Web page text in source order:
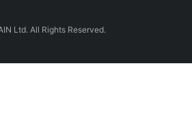
Ltd. All Rights Reserved.